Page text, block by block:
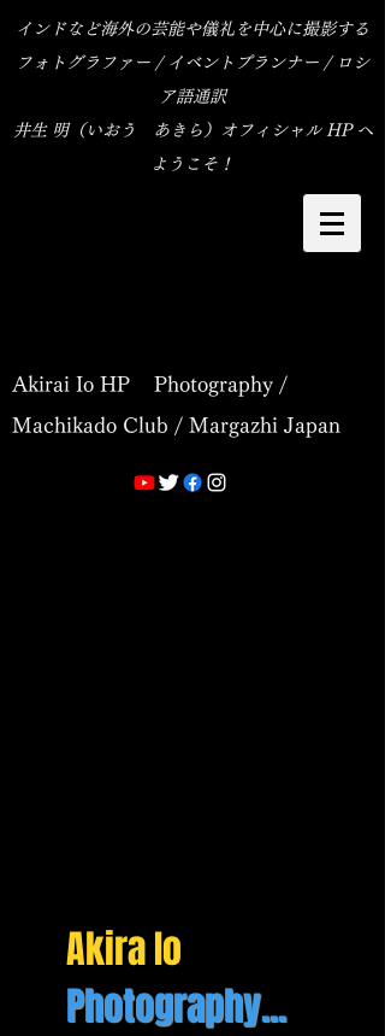
インドなど海外の芸能や儀礼を中心に撮影する
フォトグラファー / イベントプランナー / ロシ
ア語通訳
​井生 明（いおう あきら）オフィシャル HP へ
ようこそ！
Akirai Io HP Photography /
Machikado Club / Margazhi Japan
Akira Io
Photography...